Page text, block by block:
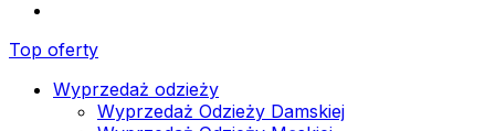
Top oferty
Wyprzedaż odzieży
Wyprzedaż Odzieży Damskiej